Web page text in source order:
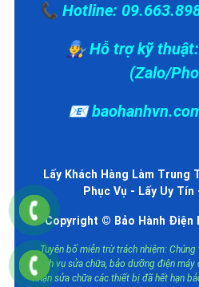
📞 Hotline:
👨‍🔧 Hỗ trợ kỹ
(Zalo/
📧
Lấy Khách Hàng Làm Trung
Phục Vụ - Lấy Uy
Copyright © Bảo Hành Điện
Tuyên bố miễn trừ trách nhiệm:
dịch vụ sửa chữa, bảo dưỡng điện
nhận sửa chữa các thiết bị đã hết hạn